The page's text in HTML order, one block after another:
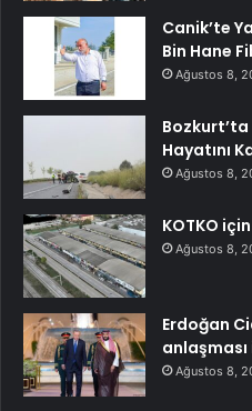
Canik’te
Bin Hane
Ağustos 8,
Bozkurt’ta
Hayatını
Ağustos 8,
KOTKO
Ağustos 8,
Erdoğan
Ağustos 8,